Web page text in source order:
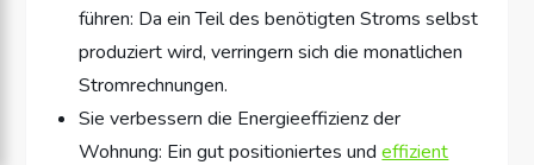
führen: Da ein Teil des benötigten Stroms selbst
produziert wird, verringern sich die monatlichen
Stromrechnungen.
Sie verbessern die Energieeffizienz der
Wohnung: Ein gut positioniertes undeffizient